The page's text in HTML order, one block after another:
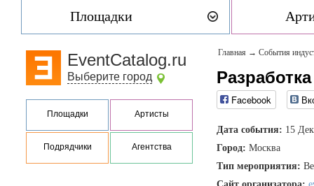
Площадки
EventCatalog.ru
Выберите город
Площадки Артисты
Подрядчики Агентства
Главная → События
Facebook
Дата события: 15
Город: Москва
Тип мероприятия: